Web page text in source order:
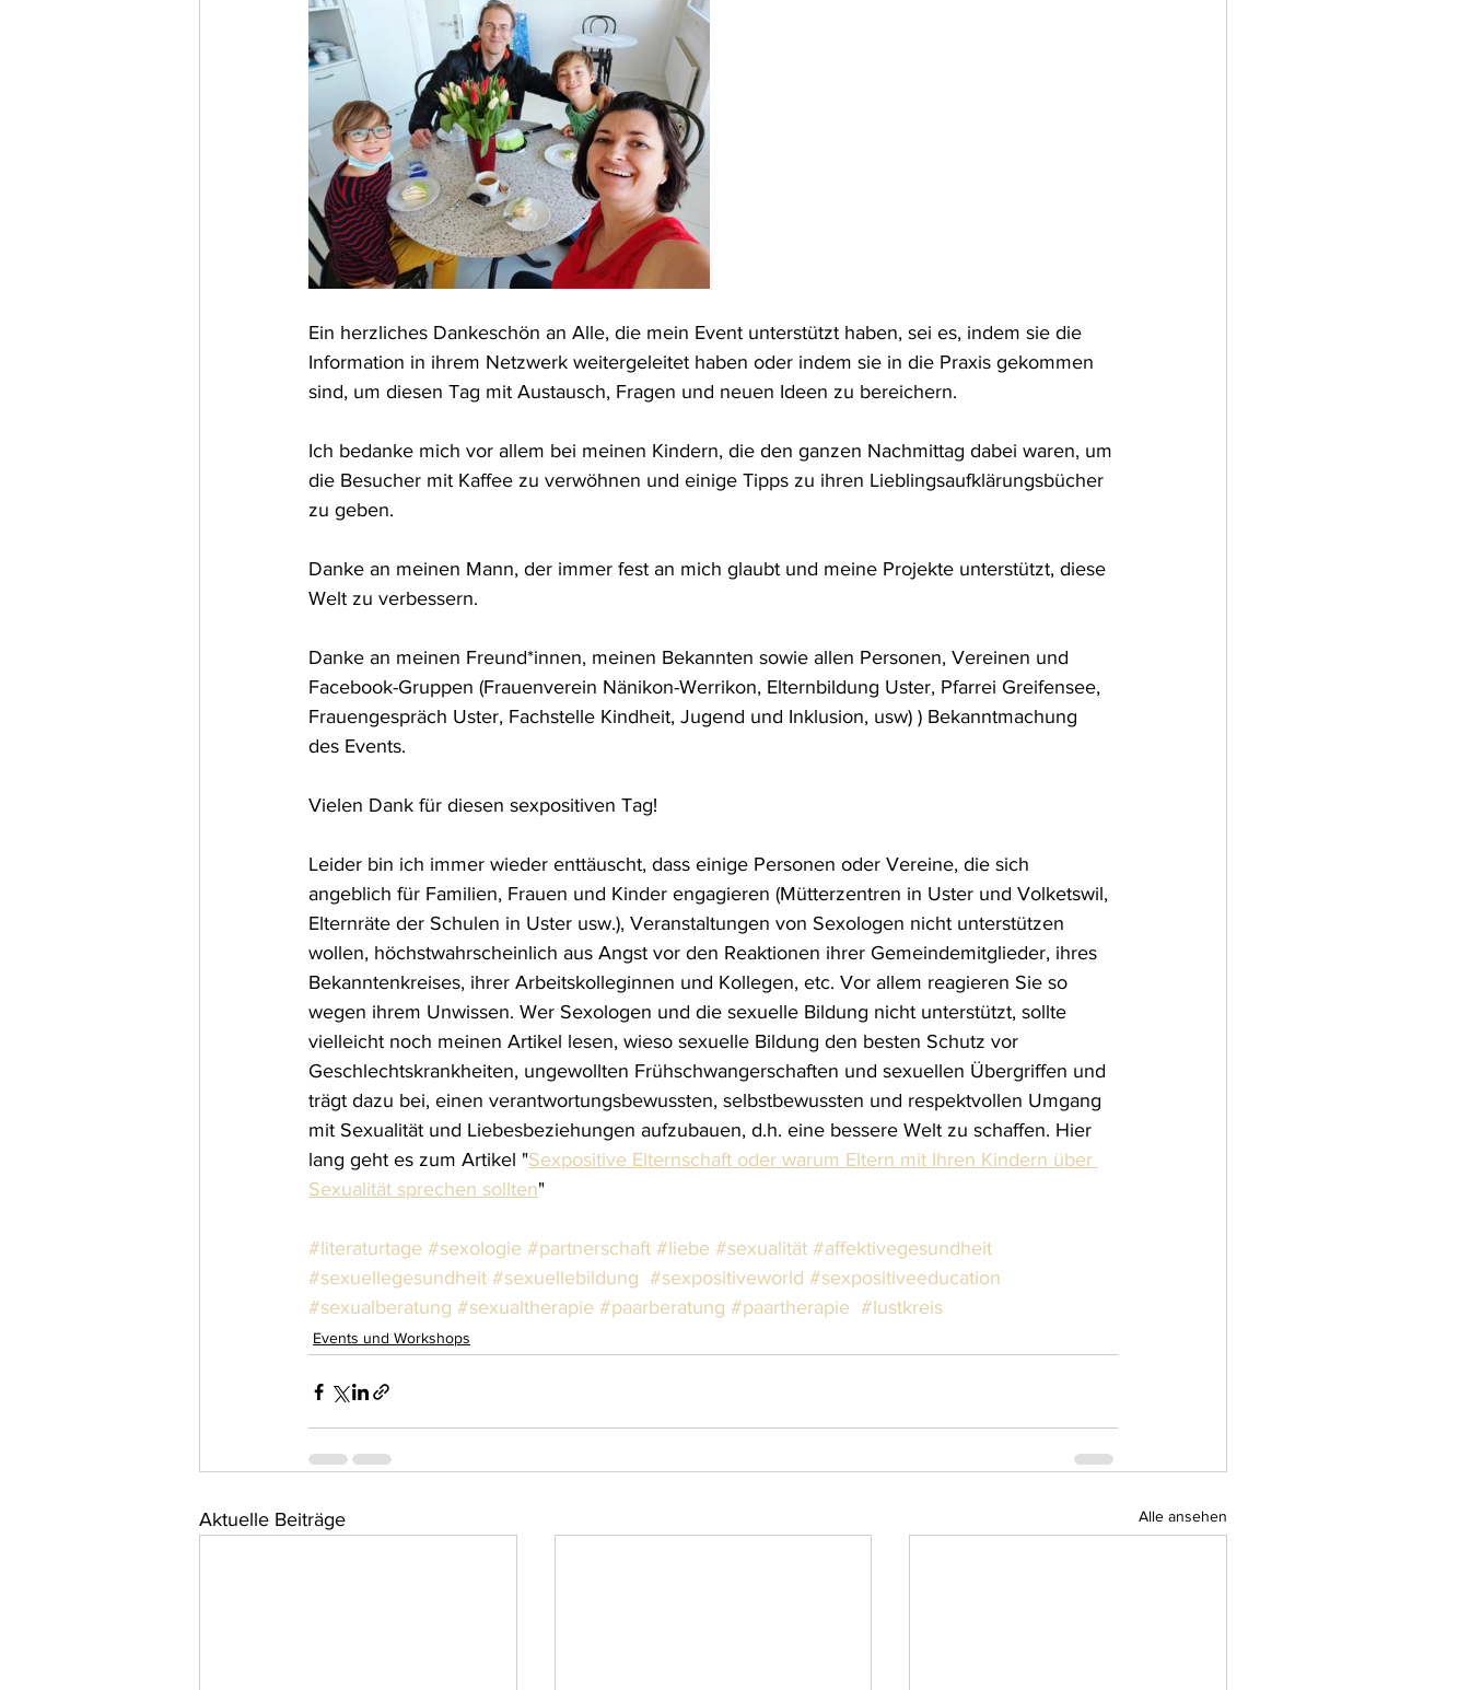
Ein herzliches Dankeschön an Alle, die mein Event unterstützt haben, sei es, indem sie die
Information in ihrem Netzwerk weitergeleitet haben oder indem sie in die Praxis gekommen
sind, um diesen Tag mit Austausch, Fragen und neuen Ideen zu bereichern.
Ich bedanke mich vor allem bei meinen Kindern, die den ganzen Nachmittag dabei waren, um
die Besucher mit Kaffee zu verwöhnen und einige Tipps zu ihren Lieblingsaufklärungsbücher
zu geben.
Danke an meinen Mann, der immer fest an mich glaubt und meine Projekte unterstützt, diese
Welt zu verbessern.
Danke an meinen Freund*innen, meinen Bekannten sowie allen Personen, Vereinen und
Facebook-Gruppen (Frauenverein Nänikon-Werrikon, Elternbildung Uster, Pfarrei Greifensee,
Frauengespräch Uster, Fachstelle Kindheit, Jugend und Inklusion, usw) ) Bekanntmachung
des Events.
Vielen Dank für diesen sexpositiven Tag!
Leider bin ich immer wieder enttäuscht, dass einige Personen oder Vereine, die sich
angeblich für Familien, Frauen und Kinder engagieren (Mütterzentren in Uster und Volketswil,
Elternräte der Schulen in Uster usw.), Veranstaltungen von Sexologen nicht unterstützen
wollen, höchstwahrscheinlich aus Angst vor den Reaktionen ihrer Gemeindemitglieder, ihres
Bekanntenkreises, ihrer Arbeitskolleginnen und Kollegen, etc. Vor allem reagieren Sie so
wegen ihrem Unwissen. Wer Sexologen und die sexuelle Bildung nicht unterstützt, sollte
vielleicht noch meinen Artikel lesen, wieso sexuelle Bildung den besten Schutz vor
Geschlechtskrankheiten, ungewollten Frühschwangerschaften und sexuellen Übergriffen und
trägt dazu bei, einen verantwortungsbewussten, selbstbewussten und respektvollen Umgang
mit Sexualität und Liebesbeziehungen aufzubauen, d.h. eine bessere Welt zu schaffen. Hier
lang geht es zum Artikel "Sexpositive Elternschaft oder warum Eltern mit Ihren Kindern über
Sexualität sprechen sollten"
#literaturtage #sexologie #partnerschaft #liebe #sexualität #affektivegesundheit
#sexuellegesundheit #sexuellebildung #sexpositiveworld #sexpositiveeducation
#sexualberatung #sexualtherapie #paarberatung #paartherapie #lustkreis
Events und Workshops
Aktuelle Beiträge Alle ansehen